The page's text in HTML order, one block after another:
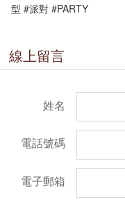
型 #派對 #PARTY
線上留言
姓名
電話號碼
電子郵箱